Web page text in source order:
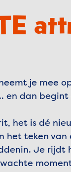
je mee
dan
het is dé
teken van
Je rijdt